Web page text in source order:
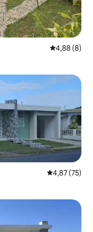
Gemiddelde
4,88 (8)
Gemiddelde
4,87 (75)